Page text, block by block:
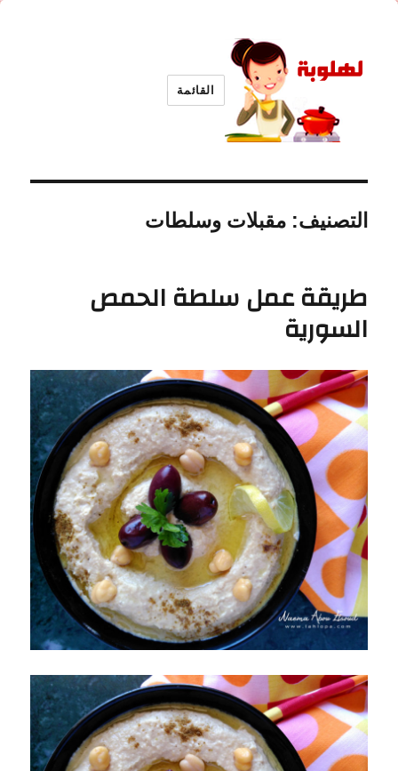
القائمة
التصنيف:مقبلات وسلطات
طريقة عمل سلطة الحمص
السورية